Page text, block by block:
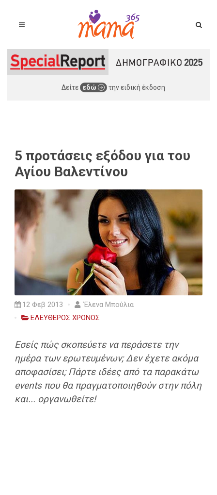
Δείτε εδώ την ειδική έκδοση
5 προτάσεις εξόδου για του
Αγίου Βαλεντίνου
12 Φεβ 2013
Έλενα Μπούλια
ΕΛΕΥΘΕΡΟΣ ΧΡΟΝΟΣ
Εσείς πώς σκοπεύετε να περάσετε την
ημέρα των ερωτευμένων; Δεν έχετε ακόμα
αποφασίσει; Πάρτε ιδέες από τα παρακάτω
events που θα πραγματοποιηθούν στην πόλη
και... οργανωθείτε!